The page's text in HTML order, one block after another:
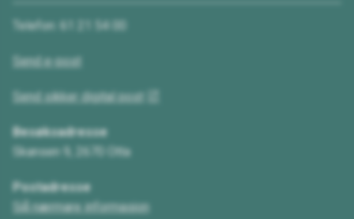
Telefon: 61 21 54 00
Send e-post
Send sikker digital post
Besøksadresse
Skansen 9, 2670 Otta
Postadresse
Sjå nærmare informasjon